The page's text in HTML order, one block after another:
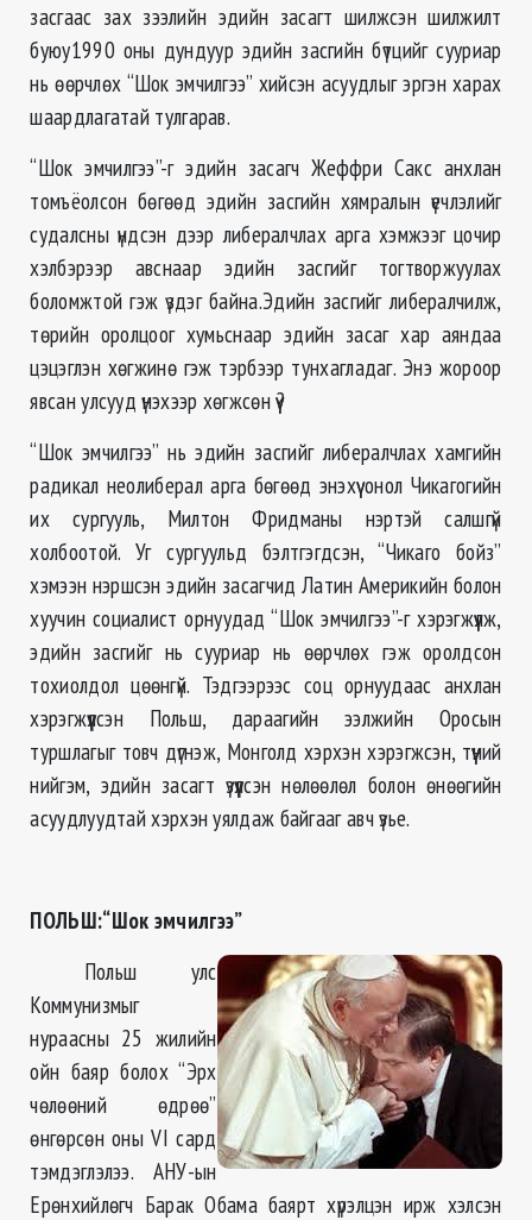
засгаас зах зээлийн эдийн засагт шилжсэн шилжилт
буюу1990 оны дундуур эдийн засгийн бүтцийг сууриар
нь өөрчлөх “Шок эмчилгээ” хийсэн асуудлыг эргэн харах
шаардлагатай тулгарав.
“Шок эмчилгээ”-г эдийн засагч Жеффри Сакс анхлан
томъёолсон бөгөөд эдийн засгийн хямралын үечлэлийг
судалсны үндсэн дээр либералчлах арга хэмжээг цочир
хэлбэрээр авснаар эдийн засгийг тогтворжуулах
боломжтой гэж үздэг байна.Эдийн засгийг либералчилж,
төрийн оролцоог хумьснаар эдийн засаг хар аяндаа
цэцэглэн хөгжинө гэж тэрбээр тунхагладаг. Энэ жороор
явсан улсууд үнэхээр хөгжсөн үү?
“Шок эмчилгээ” нь эдийн засгийг либералчлах хамгийн
радикал неолиберал арга бөгөөд энэхүү онол Чикагогийн
их сургууль, Милтон Фридманы нэртэй салшгүй
холбоотой. Уг сургуульд бэлтгэгдсэн, “Чикаго бойз”
хэмээн нэршсэн эдийн засагчид Латин Америкийн болон
хуучин социалист орнуудад “Шок эмчилгээ”-г хэрэгжүүлж,
эдийн засгийг нь сууриар нь өөрчлөх гэж оролдсон
тохиолдол цөөнгүй. Тэдгээрээс соц орнуудаас анхлан
хэрэгжүүлсэн Польш, дараагийн ээлжийн Оросын
туршлагыг товч дүгнэж, Монголд хэрхэн хэрэгжсэн, түүний
нийгэм, эдийн засагт үзүүлсэн нөлөөлөл болон өнөөгийн
асуудлуудтай хэрхэн уялдаж байгааг авч үзье.
ПОЛЬШ:“Шок эмчилгээ”
Польш улс
Коммунизмыг
нураасны 25 жилийн
ойн баяр болох “Эрх
чөлөөний өдрөө”
өнгөрсөн оны VI сард
тэмдэглэлээ. АНУ-ын
Ерөнхийлөгч Барак Обама баярт хүрэлцэн ирж хэлсэн